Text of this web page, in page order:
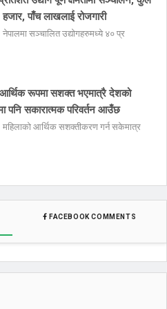
पाँच लाखलाई रोजगारी
सञ्चालित उद्योगहरुमध्ये ४० प्र
रूपमा सशक्त भएमात्रै देशको
पनि सकारात्मक परिवर्तन आउँछ
महिलाको आर्थिक सशक्तीकरण गर्न सकेमात्र
FACEBOOK COMMENTS